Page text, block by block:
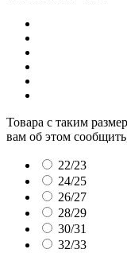
Товара с таким
вам об этом
22/23
24/25
26/27
28/29
30/31
32/33